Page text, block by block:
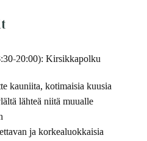
20:00): Kirsikkapolku
kauniita, kotimaisia kuusia
lähteä niitä muualle
ja korkealuokkaisia